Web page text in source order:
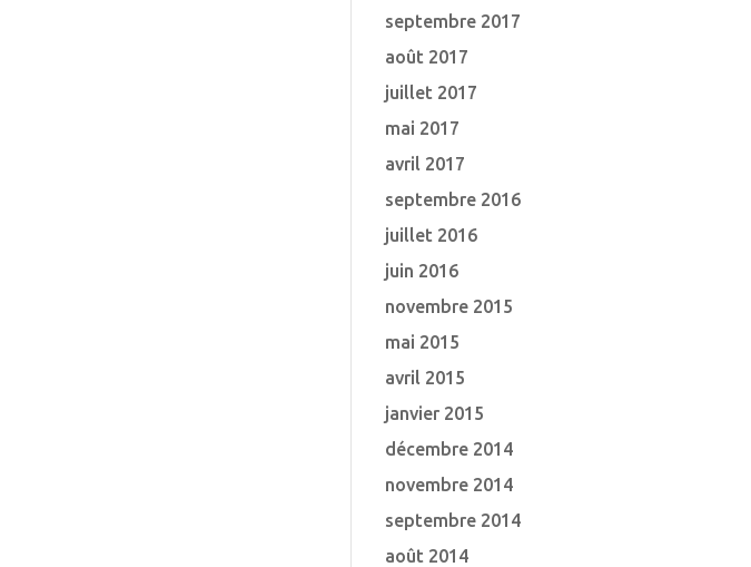
septembre 2017
août 2017
juillet 2017
mai 2017
avril 2017
septembre 2016
juillet 2016
juin 2016
novembre 2015
mai 2015
avril 2015
janvier 2015
décembre 2014
novembre 2014
septembre 2014
août 2014